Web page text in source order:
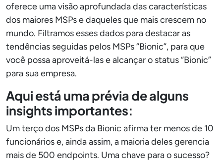
oferece uma visão aprofundada das características
dos maiores MSPs e daqueles que mais crescem no
mundo. Filtramos esses dados para destacar as
tendências seguidas pelos MSPs “Bionic”, para que
você possa aproveitá-las e alcançar o status “Bionic”
para sua empresa.
Aqui está uma prévia de alguns
insights importantes:
Um terço dos MSPs da Bionic afirma ter menos de 10
funcionários e, ainda assim, a maioria deles gerencia
mais de 500 endpoints. Uma chave para o sucesso?